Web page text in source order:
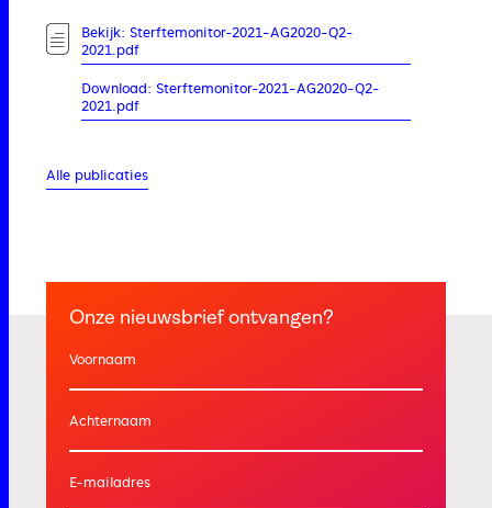
Bekijk: Sterftemonitor-2021-AG2020-Q2-
2021.pdf
Download: Sterftemonitor-2021-AG2020-Q2-
2021.pdf
Alle publicaties
Onze nieuwsbrief ontvangen?
Voornaam
Achternaam
E-mailadres